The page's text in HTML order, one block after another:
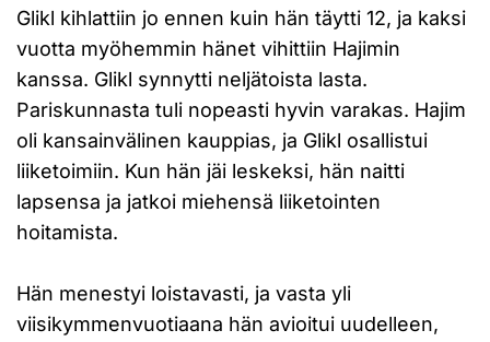
Glikl kihlattiin jo ennen kuin hän täytti 12, ja kaksi
vuotta myöhemmin hänet vihittiin Hajimin
kanssa. Glikl synnytti neljätoista lasta.
Pariskunnasta tuli nopeasti hyvin varakas. Hajim
oli kansainvälinen kauppias, ja Glikl osallistui
liiketoimiin. Kun hän jäi leskeksi, hän naitti
lapsensa ja jatkoi miehensä liiketointen
hoitamista.
Hän menestyi loistavasti, ja vasta yli
viisikymmenvuotiaana hän avioitui uudelleen,